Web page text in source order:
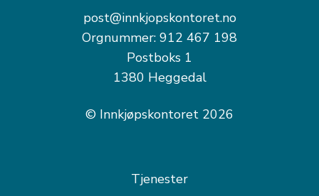
post@innkjopskontoret.no
Orgnummer: 912 467 198
Postboks 1
1380 Heggedal
© Innkjøpskontoret 2026
Tjenester